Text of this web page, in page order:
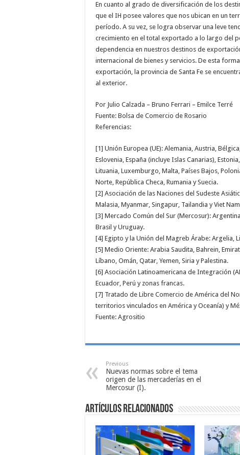
En cuanto al grado de diversificación de los
que el IH posee valores que nos ubican en un
período. A su vez, se logra observar una leve
crecimiento en el total exportado a lo largo del
dependencia en nuestros destinos de
internacional de bienes y servicios. De esta
exportación, la provincia de Santa Fe se
al exterior.
Por Julio Calzada – Bruno Ferrari – Emilce Terré
Fuente: Bolsa de Comercio de Rosario
Referencias:
[1] Unión Europea (UE): Alemania, Austria,
Eslovenia, España (incluye Islas Canarias),
Lituania, Luxemburgo, Malta, Países Bajos,
Norte, República Checa, Rumania y Suecia.
[2] Asociación de las Naciones del Sudeste
Malasia, Myanmar, Singapur, Tailandia y Viet
[3] Mercado Común del Sur (Mercosur):
Brasil y Uruguay.
[4] Egipto y la Unión del Magreb Árabe: Argelia,
[5] Medio Oriente: Arabia Saudita, Bahrein,
Líbano, Omán, Qatar, Yemen, Siria y Palestina.
[6] Asociación Latinoamericana de Integración
Ecuador, Perú y zonas francas.
[7] Tratado de Libre Comercio de América del
territorios vinculados en América y Oceanía) y
Fuente: Agrositio
Previous
Nuevas normas sobre el tema
origen de las mercaderías en el
Mercosur (I).
Artículos relacionados